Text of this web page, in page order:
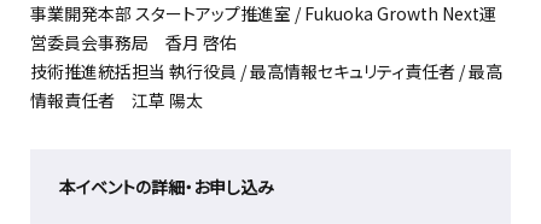
事業開発本部 スタートアップ推進室 / Fukuoka Growth Next運
営委員会事務局 香月 啓佑
技術推進統括担当 執行役員 / 最高情報セキュリティ責任者 / 最高
情報責任者 江草 陽太
本イベントの詳細・お申し込み